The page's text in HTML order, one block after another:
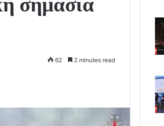
62 2 minutes read